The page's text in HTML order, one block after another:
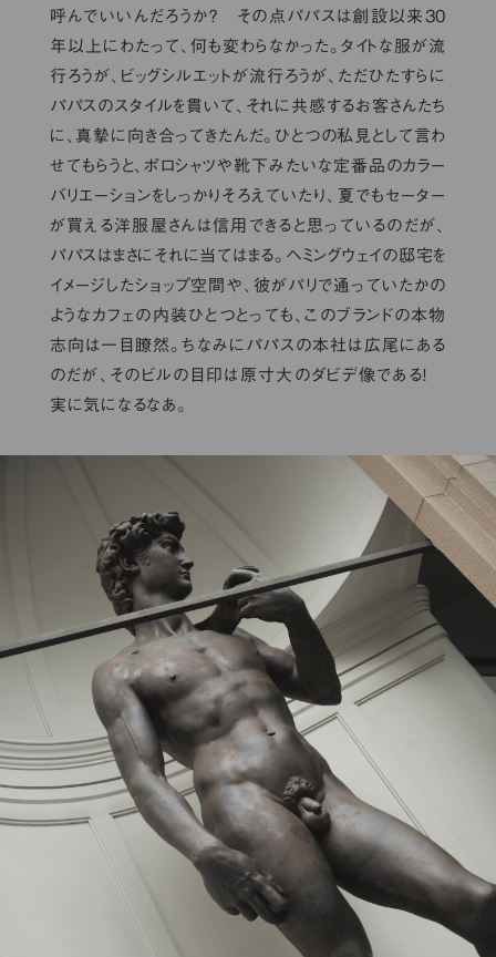
呼んでいいんだろうか？ その点パパスは創設以来30
年以上にわたって、何も変わらなかった。タイトな服が流
行ろうが、ビッグシルエットが流行ろうが、ただひたすらに
パパスのスタイルを貫いて、それに共感するお客さんたち
に、真摯に向き合ってきたんだ。ひとつの私見として言わ
せてもらうと、ポロシャツや靴下みたいな定番品のカラー
バリエーションをしっかりそろえていたり、夏でもセーター
が買える洋服屋さんは信用できると思っているのだが、
パパスはまさにそれに当てはまる。ヘミングウェイの邸宅を
イメージしたショップ空間や、彼がパリで通っていたかの
ようなカフェの内装ひとつとっても、このブランドの本物
志向は一目瞭然。ちなみにパパスの本社は広尾にある
のだが、そのビルの目印は原寸大のダビデ像である！
実に気になるなあ。